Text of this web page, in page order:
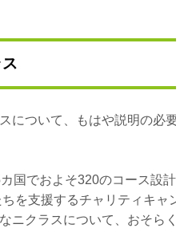
について、もはや説明の必
国でおよそ320のコース設
を支援するチャリティキャ
ニクラスについて、おそら